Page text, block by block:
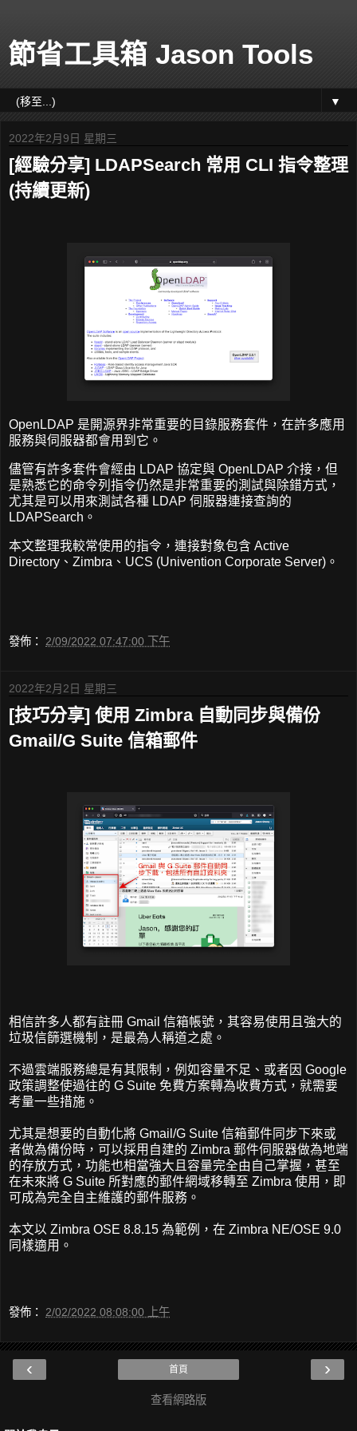
節省工具箱 Jason Tools
▼
2022年2月9日 星期三
[經驗分享] LDAPSearch 常用 CLI 指令整理
(持續更新)
OpenLDAP 是開源界非常重要的目錄服務套件，在許多應用
服務與伺服器都會用到它。
儘管有許多套件會經由 LDAP 協定與 OpenLDAP 介接，但
是熟悉它的命令列指令仍然是非常重要的測試與除錯方式，
尤其是可以用來測試各種 LDAP 伺服器連接查詢的
LDAPSearch。
本文整理我較常使用的指令，連接對象包含 Active
Directory、Zimbra、UCS (Univention Corporate Server)。
發佈： 2/09/2022 07:47:00 下午
2022年2月2日 星期三
[技巧分享] 使用 Zimbra 自動同步與備份
Gmail/G Suite 信箱郵件
相信許多人都有註冊 Gmail 信箱帳號，其容易使用且強大的
垃圾信篩選機制，是最為人稱道之處。
不過雲端服務總是有其限制，例如容量不足、或者因 Google
政策調整使過往的 G Suite 免費方案轉為收費方式，就需要
考量一些措施。
尤其是想要的自動化將 Gmail/G Suite 信箱郵件同步下來或
者做為備份時，可以採用自建的 Zimbra 郵件伺服器做為地端
的存放方式，功能也相當強大且容量完全由自己掌握，甚至
在未來將 G Suite 所對應的郵件網域移轉至 Zimbra 使用，即
可成為完全自主維護的郵件服務。
本文以 Zimbra OSE 8.8.15 為範例，在 Zimbra NE/OSE 9.0
同樣適用。
發佈： 2/02/2022 08:08:00 上午
‹ ›
首頁
查看網路版